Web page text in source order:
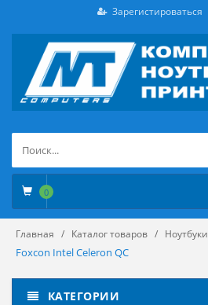
Зарегистироваться
0
Главная Каталог товаров Ноутбуки
Foxcon Intel Celeron QC
КАТЕГОРИИ